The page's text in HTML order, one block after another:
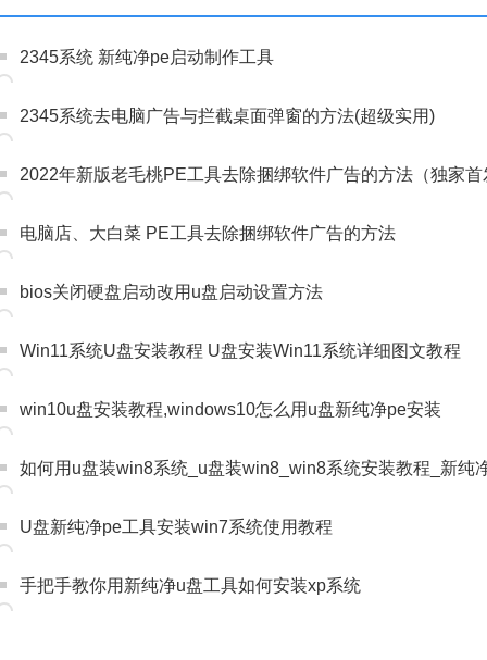
2345系统 新纯净pe启动制作工具
2345系统去电脑广告与拦截桌面弹窗的方法(超级实用)
2022年新版老毛桃PE工具去除捆绑软件广告的方法（独家首
电脑店、大白菜 PE工具去除捆绑软件广告的方法
bios关闭硬盘启动改用u盘启动设置方法
Win11系统U盘安装教程 U盘安装Win11系统详细图文教程
win10u盘安装教程,windows10怎么用u盘新纯净pe安装
如何用u盘装win8系统_u盘装win8_win8系统安装教程_新纯
U盘新纯净pe工具安装win7系统使用教程
手把手教你用新纯净u盘工具如何安装xp系统